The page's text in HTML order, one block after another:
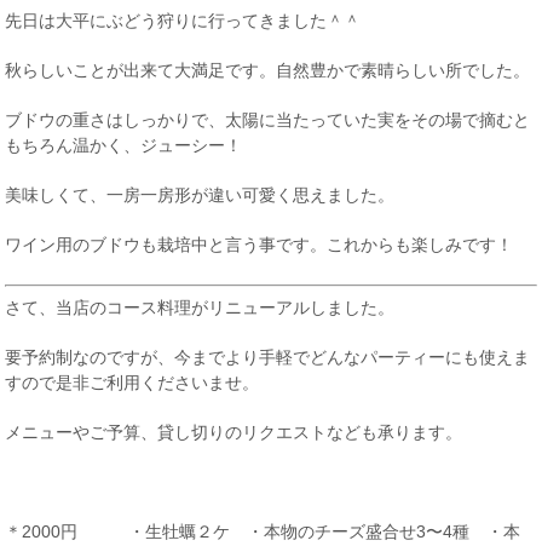
先日は大平にぶどう狩りに行ってきました＾＾
秋らしいことが出来て大満足です。自然豊かで素晴らしい所でした。
ブドウの重さはしっかりで、太陽に当たっていた実をその場で摘むと
もちろん温かく、ジューシー！
美味しくて、一房一房形が違い可愛く思えました。
ワイン用のブドウも栽培中と言う事です。これからも楽しみです！
さて、当店のコース料理がリニューアルしました。
要予約制なのですが、今までより手軽でどんなパーティーにも使えま
すので是非ご利用くださいませ。
メニューやご予算、貸し切りのリクエストなども承ります。
＊2000円 ・生牡蠣２ケ ・本物のチーズ盛合せ3〜4種 ・本